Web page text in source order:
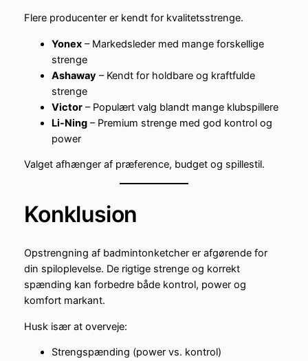
Flere producenter er kendt for kvalitetsstrenge.
Yonex– Markedsleder med mange forskellige
strenge
Ashaway – Kendt for holdbare og kraftfulde
strenge
Victor– Populært valg blandt mange klubspillere
Li-Ning– Premium strenge med god kontrol og
power
Valget afhænger af præference, budget og spillestil.
Konklusion
Opstrengning af badmintonketcher er afgørende for
din spiloplevelse. De rigtige strenge og korrekt
spænding kan forbedre både kontrol, power og
komfort markant.
Husk især at overveje:
Strengspænding (power vs. kontrol)